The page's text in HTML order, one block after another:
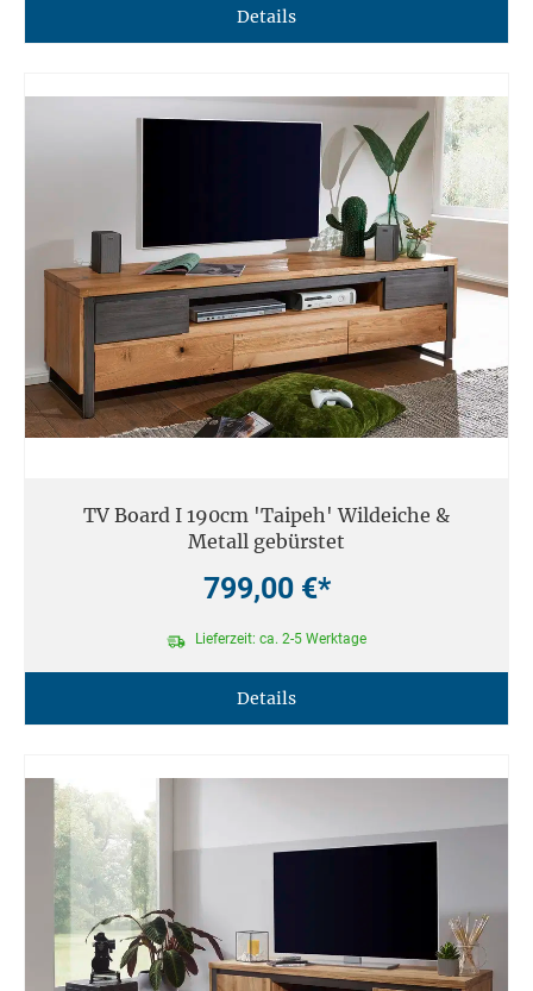
Details
TV Board I 190cm 'Taipeh' Wildeiche &
Metall gebürstet
799,00 €*
Lieferzeit: ca. 2-5 Werktage
Details